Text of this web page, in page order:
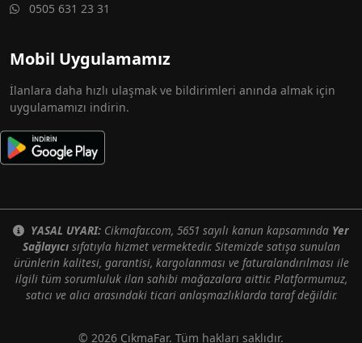
0505 631 23 31
Mobil Uygulamamız
İlanlara daha hızlı ulaşmak ve bildirimleri anında almak için
uygulamamızı indirin.
YASAL UYARI: Cikmafar.com, 5651 sayılı kanun kapsamında Yer
Sağlayıcısıfatıyla hizmet vermektedir. Sitemizde satışa sunulan
ürünlerin kalitesi, garantisi, kargolanması ve faturalandırılması ile
ilgili tüm sorumluluk ilan sahibi mağazalara aittir. Platformumuz,
satıcı ve alıcı arasındaki ticari anlaşmazlıklarda taraf değildir.
© 2026 ÇıkmaFar. Tüm hakları saklıdır.